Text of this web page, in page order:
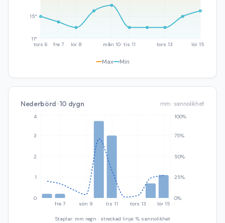
tors 6 fre 7 lör 8 mån 10 tis 11 tors 13 lör 15
11°
15°
Max Min
Nederbörd · 10 dygn mm · sannolikhet
fre 7 sön 9 tis 11 tors 13 lör 15
0
1
2
3
4
0%
25%
50%
75%
100%
Staplar: mm regn · streckad linje: % sannolikhet